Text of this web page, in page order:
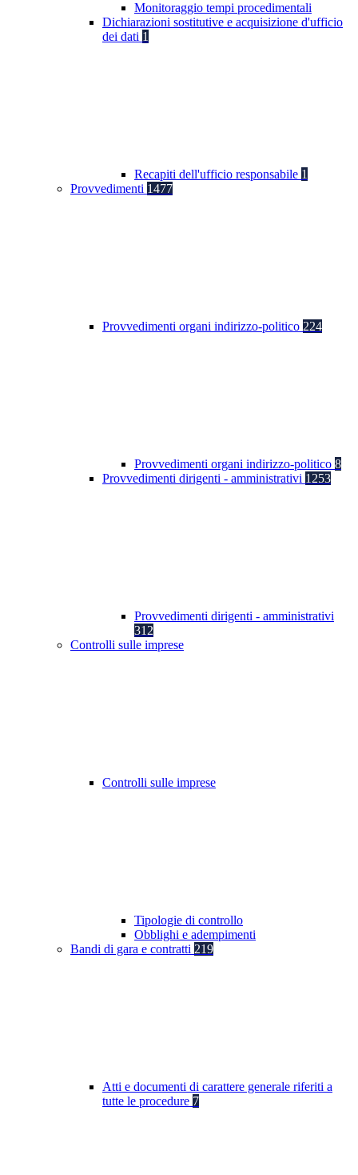
Monitoraggio tempi procedimentali
Dichiarazioni sostitutive e acquisizione d'ufficio
dei dati 1
Recapiti dell'ufficio responsabile 1
Provvedimenti 1477
Provvedimenti organi indirizzo-politico 224
Provvedimenti organi indirizzo-politico 8
Provvedimenti dirigenti - amministrativi 1253
Provvedimenti dirigenti - amministrativi
312
Controlli sulle imprese
Controlli sulle imprese
Tipologie di controllo
Obblighi e adempimenti
Bandi di gara e contratti 219
Atti e documenti di carattere generale riferiti a
tutte le procedure 7